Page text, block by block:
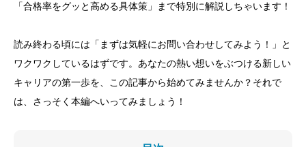
「合格率をグッと高める具体策」まで特別に解説しちゃいます！
読み終わる頃には「まずは気軽にお問い合わせしてみよう！」と
ワクワクしているはずです。あなたの熱い想いをぶつける新しい
キャリアの第一歩を、この記事から始めてみませんか？それで
は、さっそく本編へいってみましょう！